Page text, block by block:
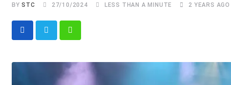
BYSTC 27/10/2024 LESS THAN A MINUTE 2 YEARS AGO
Whatsapp